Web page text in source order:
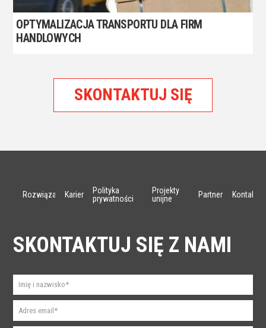
OPTYMALIZACJA TRANSPORTU DLA FIRM
HANDLOWYCH
SKONTAKTUJ SIĘ
RozwiązaniaKariera
Polityka
prywatności
Projekty
unijne
Partnerzy Kontakt
SKONTAKTUJ SIĘ Z NAMI